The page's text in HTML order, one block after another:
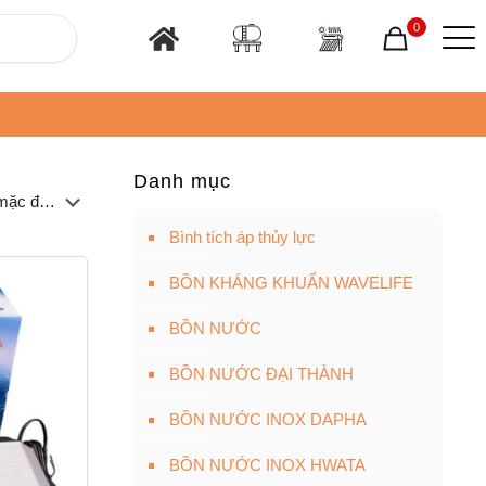
0
Danh mục
Bình tích áp thủy lực
BỒN KHÁNG KHUẨN WAVELIFE
BỒN NƯỚC
BỒN NƯỚC ĐẠI THÀNH
BỒN NƯỚC INOX DAPHA
BỒN NƯỚC INOX HWATA